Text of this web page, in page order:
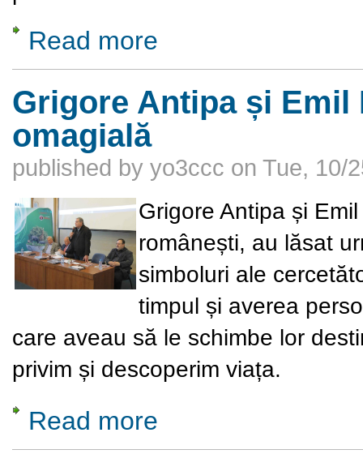
Read more
Grigore Antipa și Emil
omagială
published by yo3ccc on Tue, 10/
Grigore Antipa și
românești, au lăsat
simboluri ale
timpul și averea
care aveau să le schimbe lor
privim și descoperim viața.
Read more